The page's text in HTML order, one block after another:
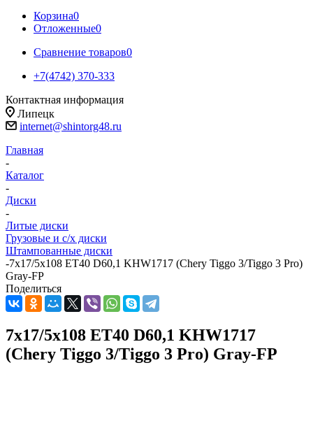
Корзина0
Отложенные0
Сравнение товаров0
+7(4742) 370-333
Контактная информация
Липецк
internet@shintorg48.ru
Главная
-
Каталог
-
Диски
-
Литые диски
Грузовые и с/х диски
Штампованные диски
-7x17/5x108 ET40 D60,1 KHW1717 (Chery Tiggo 3/Tiggo 3 Pro)
Gray-FP
Поделиться
7x17/5x108 ET40 D60,1 KHW1717
(Chery Tiggo 3/Tiggo 3 Pro) Gray-FP